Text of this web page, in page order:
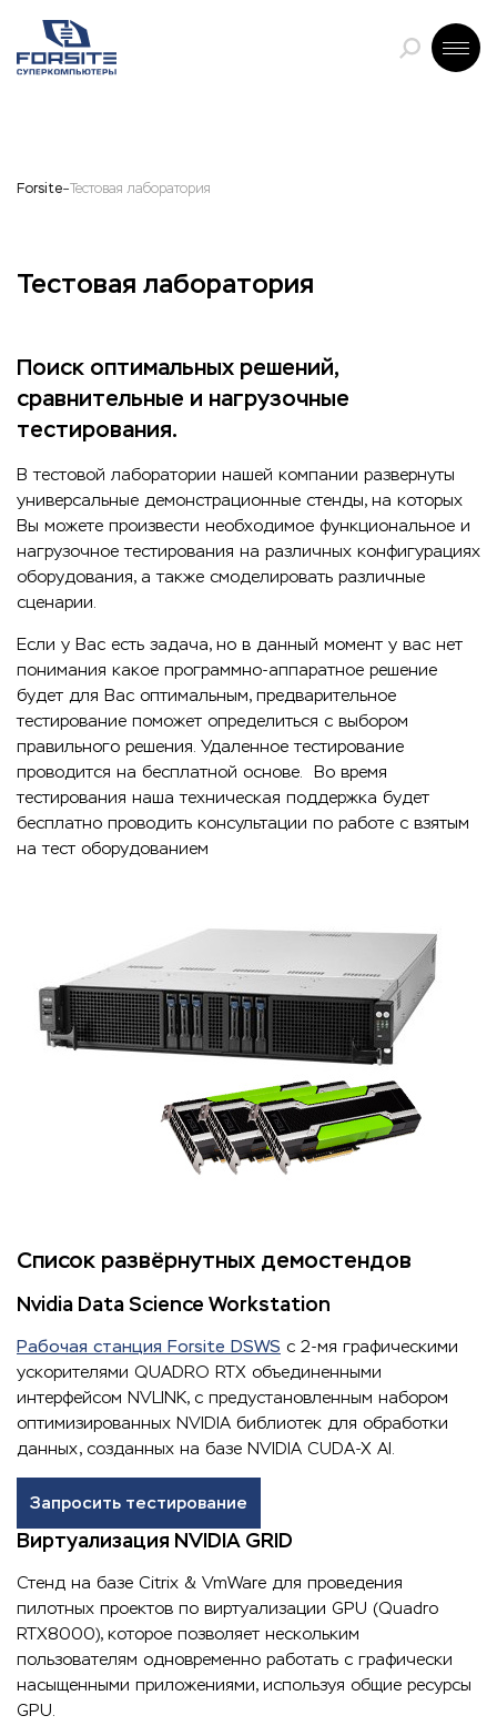
Forsite Тестовая лаборатория
Тестовая лаборатория
Поиск оптимальных решений,
сравнительные и нагрузочные
тестирования.
В тестовой лаборатории нашей компании развернуты
универсальные демонстрационные стенды, на которых
Вы можете произвести необходимое функциональное и
нагрузочное тестирования на различных конфигурациях
оборудования, а также смоделировать различные
сценарии.
Если у Вас есть задача, но в данный момент у вас нет
понимания какое программно-аппаратное решение
будет для Вас оптимальным, предварительное
тестирование поможет определиться с выбором
правильного решения. Удаленное тестирование
проводится на бесплатной основе. Во время
тестирования наша техническая поддержка будет
бесплатно проводить консультации по работе с взятым
на тест оборудованием
Список развёрнутных демостендов
Nvidia Data Science Workstation
Рабочая станция Forsite DSWS с 2-мя графическими
ускорителями QUADRO RTX объединенными
интерфейсом NVLINK, с предустановленным набором
оптимизированных NVIDIA библиотек для обработки
данных, созданных на базе NVIDIA CUDA-X AI.
Запросить тестирование
Виртуализация NVIDIA GRID
Стенд на базе Citrix & VmWare для проведения
пилотных проектов по виртуализации GPU (Quadro
RTX8000), которое позволяет нескольким
пользователям одновременно работать с графически
насыщенными приложениями, используя общие ресурсы
GPU.